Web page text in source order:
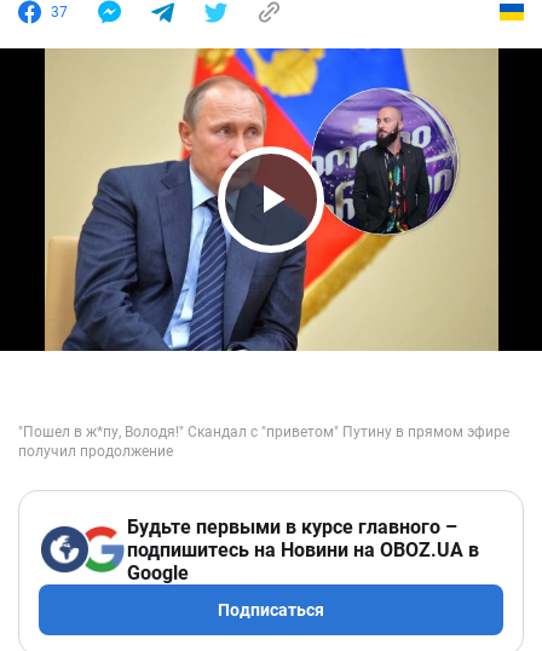
37
Play Video
Будьте первыми в курсе главного –
подпишитесь на Новини на OBOZ.UA в
Google
Подписаться